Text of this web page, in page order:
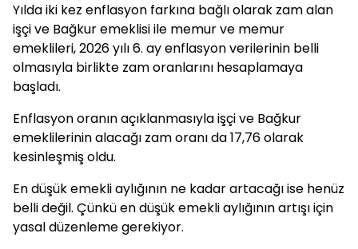
Yılda iki kez enflasyon farkına bağlı olarak zam alan
işçi ve Bağkur emeklisi ile memur ve memur
emeklileri, 2026 yılı 6. ay enflasyon verilerinin belli
olmasıyla birlikte zam oranlarını hesaplamaya
başladı.
Enflasyon oranın açıklanmasıyla işçi ve Bağkur
emeklilerinin alacağı zam oranı da 17,76 olarak
kesinleşmiş oldu.
En düşük emekli aylığının ne kadar artacağı ise henüz
belli değil. Çünkü en düşük emekli aylığının artışı için
yasal düzenleme gerekiyor.